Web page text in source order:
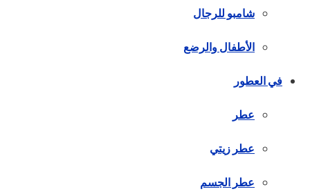
شامبو للرجال
الأطفال والرضع
في العطور
عطر
عطر زيتي
عطر الجسم